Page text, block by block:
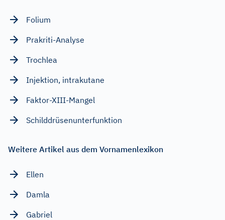
Folium
Prakriti-Analyse
Trochlea
Injektion, intrakutane
Faktor-XIII-Mangel
Schilddrüsenunterfunktion
Weitere Artikel aus dem Vornamenlexikon
Ellen
Damla
Gabriel